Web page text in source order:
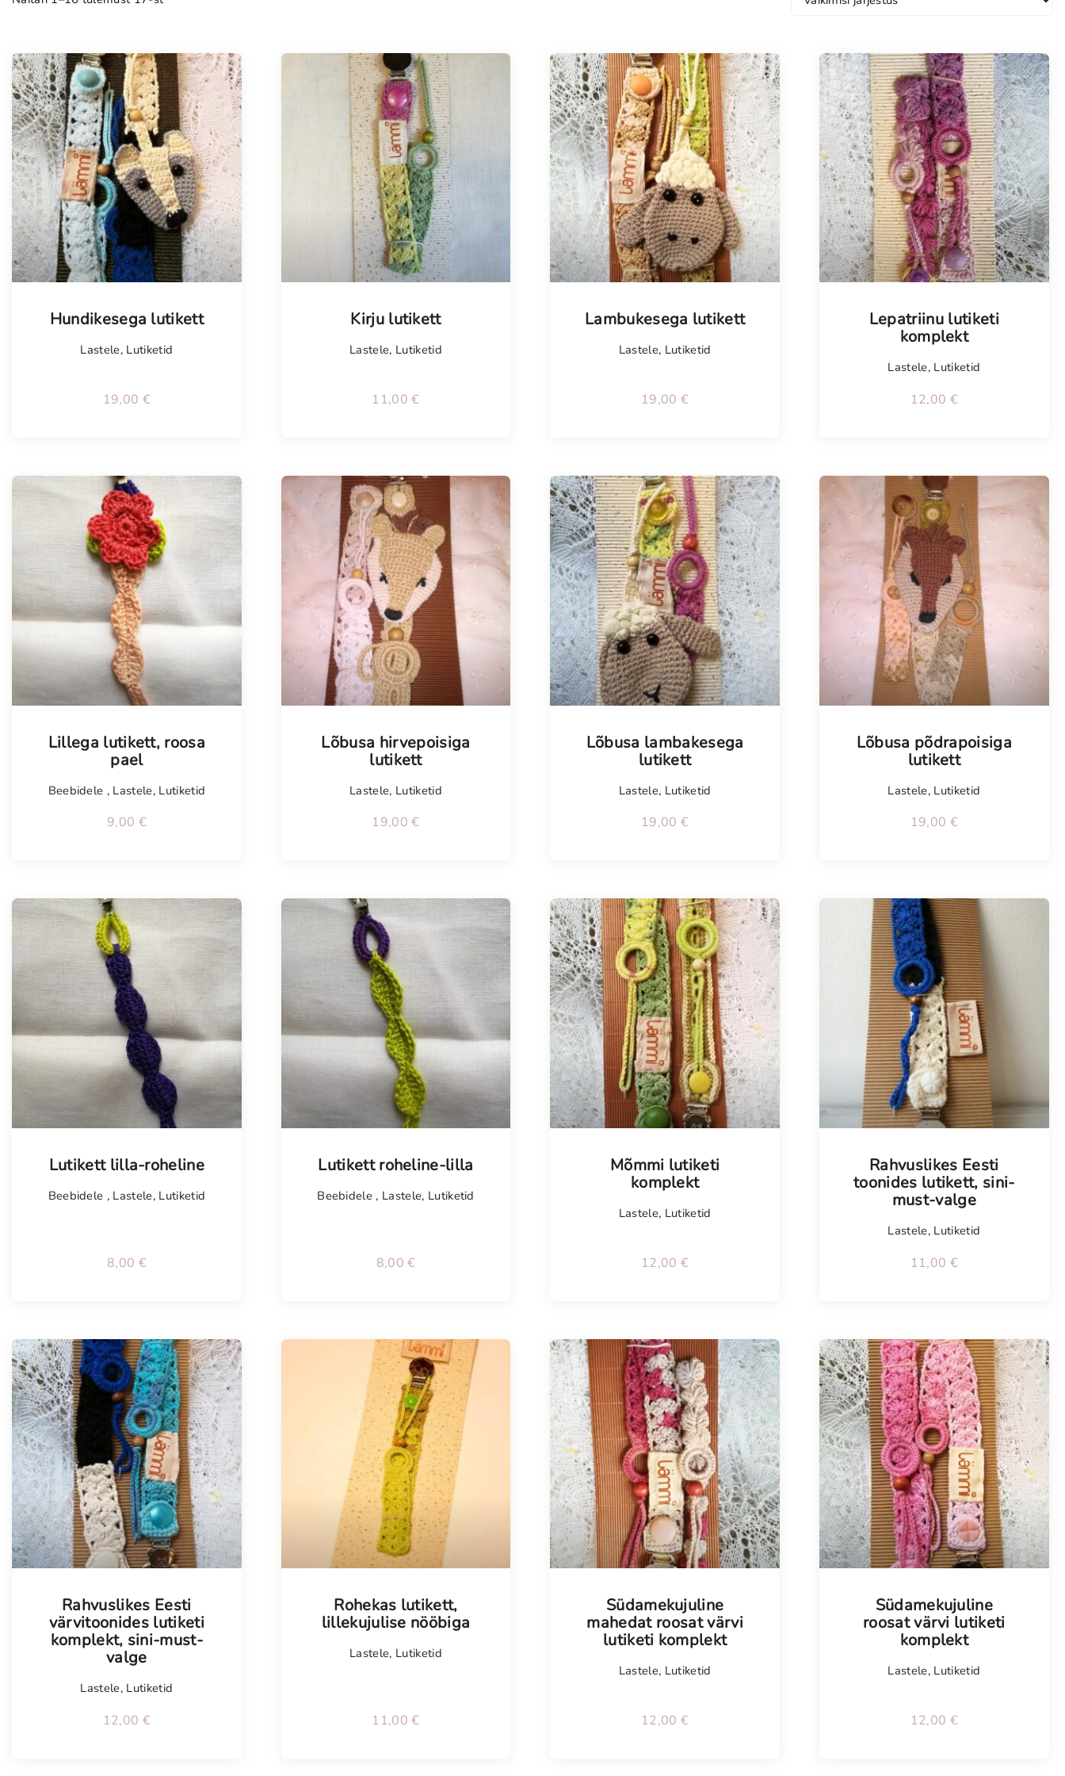
Kodu
Vanavara
KOHVIK
Hundikesega lutikett
Lastele, Lutiketid
19,00 €
Kirju lutikett
Lastele, Lutiketid
11,00€
Lambukesega lutikett
Lastele, Lutiketid
19,00 €
Lepatriinu lutiketi
komplekt
Lastele, Lutiketid
12,00 €
Lillega lutikett, roosa
pael
Beebidele , Lastele, Lutiketid
9,00 €
Lõbusa hirvepoisiga
lutikett
Lastele, Lutiketid
19,00€
Lõbusa lambakesega
lutikett
Lastele, Lutiketid
19,00 €
Lõbusa põdrapoisiga
lutikett
Lastele, Lutiketid
19,00 €
Lutikett lilla-roheline
Beebidele , Lastele, Lutiketid
8,00 €
Lutikett roheline-lilla
Beebidele , Lastele, Lutiketid
8,00€
Mõmmi lutiketi
komplekt
Lastele, Lutiketid
12,00 €
Rahvuslikes Eesti
toonides lutikett, sini-
must-valge
Lastele, Lutiketid
11,00 €
Rahvuslikes Eesti
värvitoonides lutiketi
komplekt, sini-must-
valge
Lastele, Lutiketid
12,00 €
Rohekas lutikett,
lillekujulise nööbiga
Lastele, Lutiketid
11,00€
Südamekujuline
mahedat roosat värvi
lutiketi komplekt
Lastele, Lutiketid
12,00 €
Südamekujuline
roosat värvi lutiketi
komplekt
Lastele, Lutiketid
12,00 €